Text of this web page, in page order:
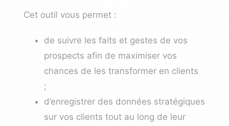
Cet outil vous permet :
de suivre les faits et gestes de vos
prospects afin de maximiser vos
chances de les transformer en clients
;
d’enregistrer des données stratégiques
sur vos clients tout au long de leur